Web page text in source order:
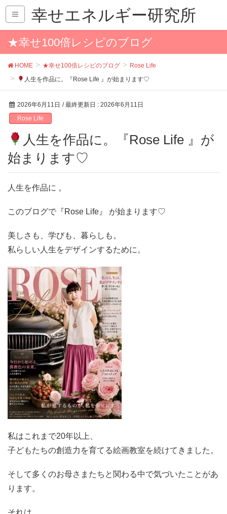
幸せエネルギー研究所
★幸せ100倍レシピのブログ
HOME ★幸せ100倍レシピのブログ
Rose Life
人生を作品に。『Rose Life 』が始まります♡
2026年6月11日 / 最終更新日 : 2026年6月11日
Rose Life
人生を作品に。『Rose Life 』が
始まります♡
人生を作品に 。
このブログで『Rose Life』 が始まります♡
美しさも、学びも、暮らしも。
私らしい人生をデザインするために。
私はこれまで20年以上、
子どもたちの創造力を育てる絵画教室を続けてきました。
そして多くのお母さまたちと関わる中で気づいたことがあ
ります。
それは、